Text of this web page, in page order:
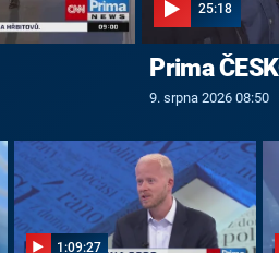
25:18
Prima
9. srpna 2026 08:50
1:09:27